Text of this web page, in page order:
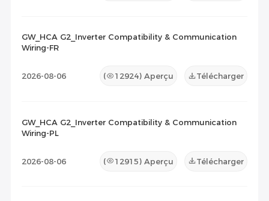
GW_HCA G2_Inverter Compatibility & Communication
Wiring-FR
2026-08-06 ( 12924) Aperçu Télécharger
GW_HCA G2_Inverter Compatibility & Communication
Wiring-PL
2026-08-06 ( 12915) Aperçu Télécharger